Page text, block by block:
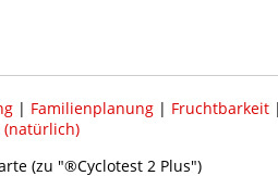
| Familienplanung| Fruchtbarkeit|
(zu "®Cyclotest 2 Plus")